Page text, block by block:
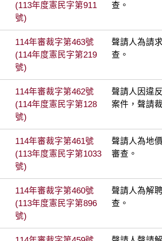
(113年度憲民字第911
號)
查。
114年審裁字第463號
(114年度憲民字第219
號)
聲請人為請
查。
114年審裁字第462號
(114年度憲民字第128
號)
聲請人因違
案件，聲請
114年審裁字第461號
(113年度憲民字第1033
號)
聲請人為地
審查。
114年審裁字第460號
(113年度憲民字第896
號)
聲請人為解
查。